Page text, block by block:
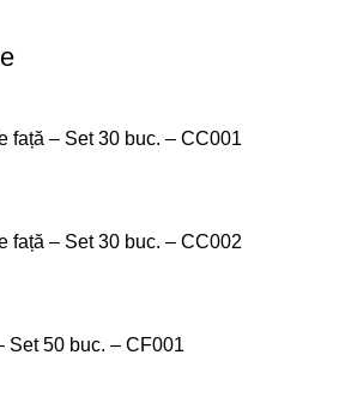
față – Set 30 buc. – CC001
față – Set 30 buc. – CC002
Set 50 buc. – CF001